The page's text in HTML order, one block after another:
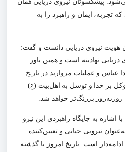
تجربه، ایمان و راهبرد را به
هویت نیروی دریایی دانست و گفت:
دریایی نهادینه است و همین باور
عباس و عملیات مروارید در تاریخ
بر خدا و توسل به اهل‌بیت (ع)
پررنگ‌تر خواهد شد.
اشاره به جایگاه راهبردی این نیرو
نیرویی حیاتی و تعیین‌کننده
است. تاریخ امروز با گذشته